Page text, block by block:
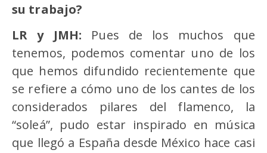
su trabajo?
LR y JMH: Pues de los muchos que
tenemos, podemos comentar uno de los
que hemos difundido recientemente que
se refiere a cómo uno de los cantes de los
considerados pilares del flamenco, la
“soleá”, pudo estar inspirado en música
que llegó a España desde México hace casi